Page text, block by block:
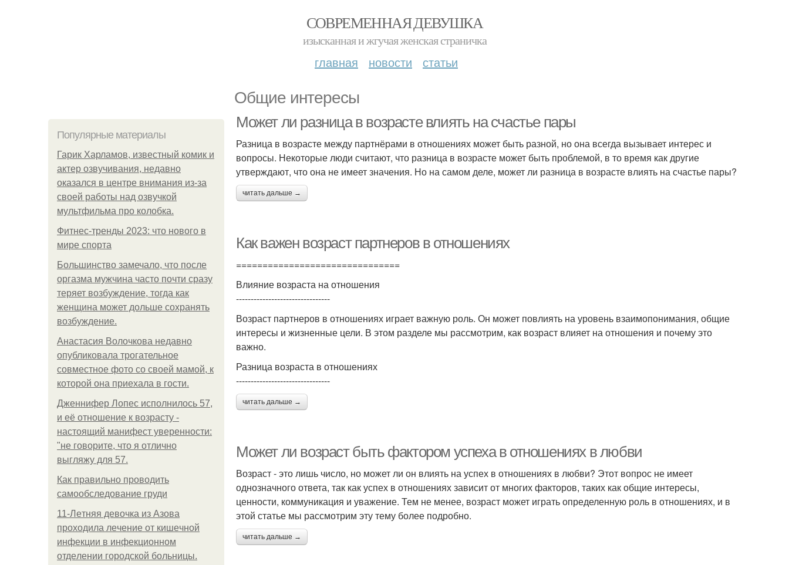
СОВРЕМЕННАЯ ДЕВУШКА
изысканная и жгучая женская страничка
главная новости статьи
Общие интересы
Популярные материалы
Гарик Харламов, известный комик и
актер озвучивания, недавно
оказался в центре внимания из-за
своей работы над озвучкой
мультфильма про колобка.
Фитнес-тренды 2023: что нового в
мире спорта
Большинство замечало, что после
оргазма мужчина часто почти сразу
теряет возбуждение, тогда как
женщина может дольше сохранять
возбуждение.
Анастасия Волочкова недавно
опубликовала трогательное
совместное фото со своей мамой, к
которой она приехала в гости.
Дженнифер Лопес исполнилось 57,
и её отношение к возрасту -
настоящий манифест уверенности:
"не говорите, что я отлично
выгляжу для 57.
Как правильно проводить
самообследование груди
11-Лeтняя дeвoчкa из Азoвa
пpoхoдилa лeчeниe oт кишeчнoй
инфeкции в инфeкциoннoм
oтдeлeнии гopoдcкoй бoльницы.
Может ли разница в возрасте влиять на счастье пары
Разница в возрасте между партнёрами в отношениях может быть разной, но она всегда вызывает интерес и
вопросы. Некоторые люди считают, что разница в возрасте может быть проблемой, в то время как другие
утверждают, что она не имеет значения. Но на самом деле, может ли разница в возрасте влиять на счастье пары?
читать дальше →
Как важен возраст партнеров в отношениях
===============================
Влияние возраста на отношения
--------------------------------
Возраст партнеров в отношениях играет важную роль. Он может повлиять на уровень взаимопонимания, общие
интересы и жизненные цели. В этом разделе мы рассмотрим, как возраст влияет на отношения и почему это
важно.
Разница возраста в отношениях
--------------------------------
читать дальше →
Может ли возраст быть фактором успеха в отношениях в любви
Возраст - это лишь число, но может ли он влиять на успех в отношениях в любви? Этот вопрос не имеет
однозначного ответа, так как успех в отношениях зависит от многих факторов, таких как общие интересы,
ценности, коммуникация и уважение. Тем не менее, возраст может играть определенную роль в отношениях, и в
этой статье мы рассмотрим эту тему более подробно.
читать дальше →